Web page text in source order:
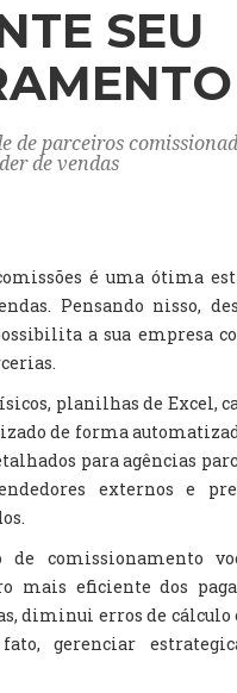
SEU
de parceiros
de vendas
é uma ótima
Pensando nisso,
a sua empresa
planilhas de Excel,
de forma
para agências
externos e
de comissionamento
mais eficiente dos
diminui erros de cálculo
gerenciar